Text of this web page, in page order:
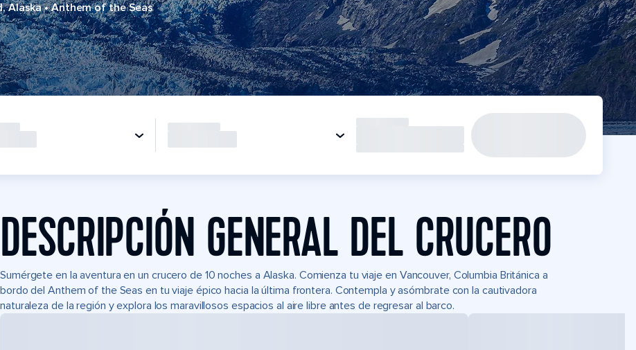
Alaska•Anthem of the Seas
DESCRIPCIÓN GENERAL DEL CRUCERO
Sumérgete en la aventura en un crucero de 10 noches a Alaska. Comienza tu viaje en Vancouver, Columbia Británica a
bordo del Anthem of the Seas en tu viaje épico hacia la última frontera. Contempla y asómbrate con la cautivadora
naturaleza de la región y explora los maravillosos espacios al aire libre antes de regresar al barco.